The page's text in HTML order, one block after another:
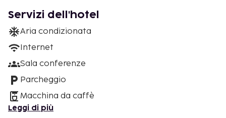
Servizi dell'hotel
Aria condizionata
Internet
Sala conferenze
Parcheggio
Macchina da caffè
Leggi di più